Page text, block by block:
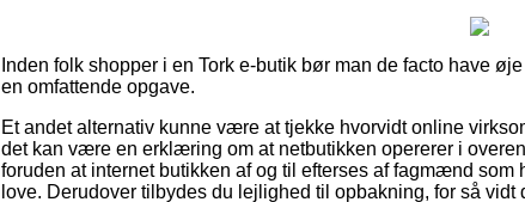
Inden folk shopper i en Tork e-butik bør man de facto have
en omfattende opgave.
Et andet alternativ kunne være at tjekke hvorvidt online
det kan være en erklæring om at netbutikken opererer i
foruden at internet butikken af og til efterses af fagmænd
love. Derudover tilbydes du lejlighed til opbakning, for så